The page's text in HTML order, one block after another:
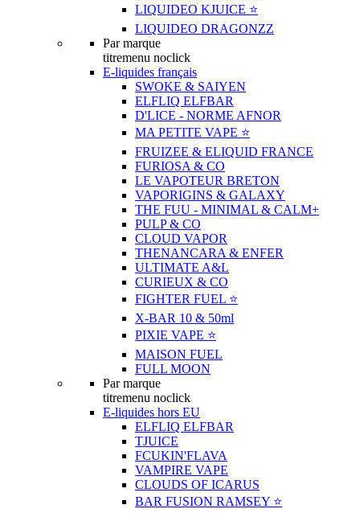
LIQUIDEO KJUICE ⭐️
LIQUIDEO DRAGONZZ
Par marque
titremenu noclick
E-liquides français
SWOKE & SAIYEN
ELFLIQ ELFBAR
D'LICE - NORME AFNOR
MA PETITE VAPE ⭐️
FRUIZEE & ELIQUID FRANCE
FURIOSA & CO
LE VAPOTEUR BRETON
VAPORIGINS & GALAXY
THE FUU - MINIMAL & CALM+
PULP & CO
CLOUD VAPOR
THENANCARA & ENFER
ULTIMATE A&L
CURIEUX & CO
FIGHTER FUEL ⭐️
X-BAR 10 & 50ml
PIXIE VAPE ⭐️
MAISON FUEL
FULL MOON
Par marque
titremenu noclick
E-liquides hors EU
ELFLIQ ELFBAR
TJUICE
FCUKIN'FLAVA
VAMPIRE VAPE
CLOUDS OF ICARUS
BAR FUSION RAMSEY ⭐️